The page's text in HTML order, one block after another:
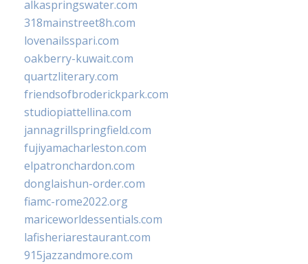
alkaspringswater.com
318mainstreet8h.com
lovenailsspari.com
oakberry-kuwait.com
quartzliterary.com
friendsofbroderickpark.com
studiopiattellina.com
jannagrillspringfield.com
fujiyamacharleston.com
elpatronchardon.com
donglaishun-order.com
fiamc-rome2022.org
mariceworldessentials.com
lafisheriarestaurant.com
915jazzandmore.com